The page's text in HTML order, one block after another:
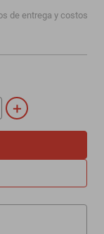
de entrega y costos
＋